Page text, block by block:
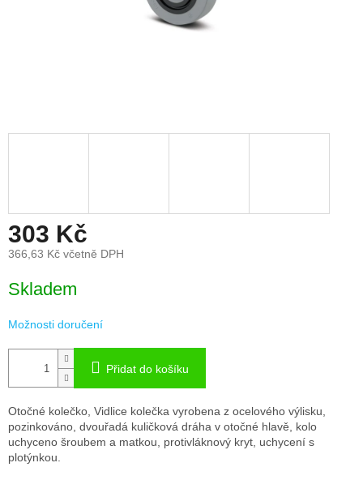
303 Kč
366,63 Kč včetně DPH
cena:
Skladem
Možnosti doručení
Přidat do košíku
Otočné kolečko, Vidlice kolečka vyrobena z ocelového výlisku,
pozinkováno, dvouřadá kuličková dráha v otočné hlavě, kolo
uchyceno šroubem a matkou, protivláknový kryt, uchycení s
plotýnkou.